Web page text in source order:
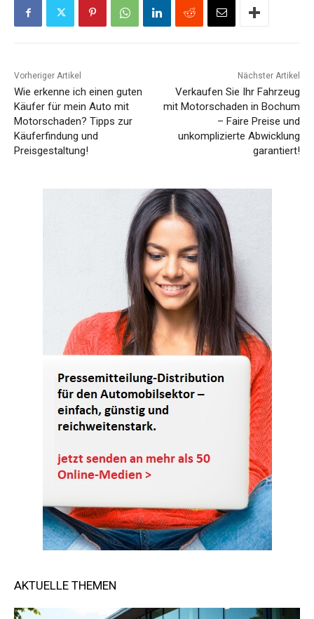
Vorheriger Artikel
Wie erkenne ich einen guten
Käufer für mein Auto mit
Motorschaden? Tipps zur
Käuferfindung und
Preisgestaltung!
Nächster Artikel
Verkaufen Sie Ihr Fahrzeug
mit Motorschaden in Bochum
– Faire Preise und
unkomplizierte Abwicklung
garantiert!
AKTUELLE THEMEN